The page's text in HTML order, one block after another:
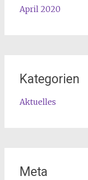
April 2020
Kategorien
Aktuelles
Meta